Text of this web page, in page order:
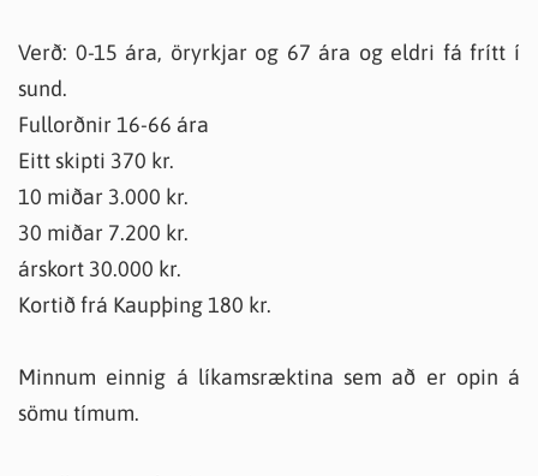
Verð: 0-15 ára, öryrkjar og 67 ára og eldri fá frítt í
sund.
Fullorðnir 16-66 ára
Eitt skipti 370 kr.
10 miðar 3.000 kr.
30 miðar 7.200 kr.
árskort 30.000 kr.
Kortið frá Kaupþing 180 kr.
Minnum einnig á líkamsræktina sem að er opin á
sömu tímum.